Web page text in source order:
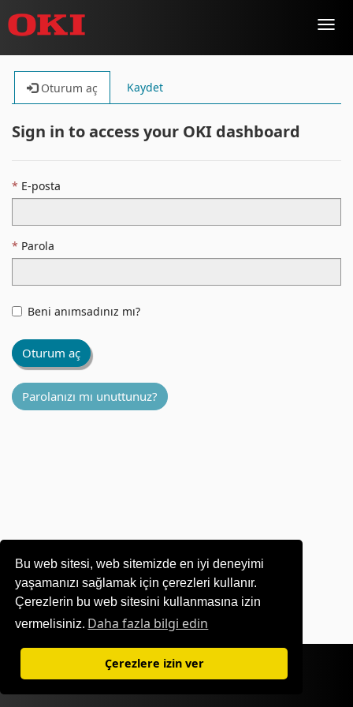
Bu web sitesi, web sitemizde en iyi deneyimi
yaşamanızı sağlamak için çerezleri kullanır.
Çerezlerin bu web sitesini kullanmasına izin
vermelisiniz. Daha fazla bilgi edin
Çerezlere izin ver
Oturum aç Kaydet
Sign in to access your OKI dashboard
E-posta
Parola
Beni anımsadınız mı?
Oturum aç
Parolanızı mı unuttunuz?
|Gizlilik Politikası
©1995-2026 OKI Europe Ltd. Tüm hakları saklıdır.